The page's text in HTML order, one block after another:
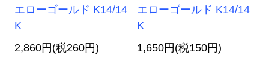
エローゴールド K14/14
K
2,860円(税260円)
エローゴールド K14/14
K
1,650円(税150円)